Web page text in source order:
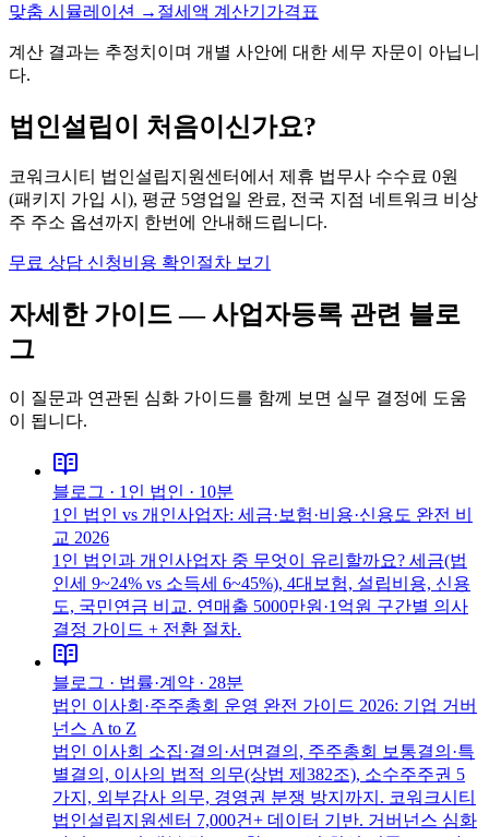
맞춤 시뮬레이션 → 절세액 계산기 가격표
계산 결과는 추정치이며 개별 사안에 대한 세무 자문이 아닙니
다.
법인설립이 처음이신가요?
코워크시티 법인설립지원센터에서 제휴 법무사 수수료 0원
(패키지 가입 시), 평균 5영업일 완료, 전국 지점 네트워크 비상
주 주소 옵션까지 한번에 안내해드립니다.
무료 상담 신청비용 확인절차 보기
자세한 가이드 —사업자등록 관련 블로
그
이 질문과 연관된 심화 가이드를 함께 보면 실무 결정에 도움
이 됩니다.
블로그 · 1인 법인 · 10분
1인 법인 vs 개인사업자: 세금·보험·비용·신용도 완전 비
교 2026
1인 법인과 개인사업자 중 무엇이 유리할까요? 세금(법
인세 9~24% vs 소득세 6~45%), 4대보험, 설립비용, 신용
도, 국민연금 비교. 연매출 5000만원·1억원 구간별 의사
결정 가이드 + 전환 절차.
블로그 · 법률·계약 · 28분
법인 이사회·주주총회 운영 완전 가이드 2026: 기업 거버
넌스 A to Z
법인 이사회 소집·결의·서면결의, 주주총회 보통결의·특
별결의, 이사의 법적 의무(상법 제382조), 소수주주권 5
가지, 외부감사 의무, 경영권 분쟁 방지까지. 코워크시티
법인설립지원센터 7,000건+ 데이터 기반. 거버넌스 심화